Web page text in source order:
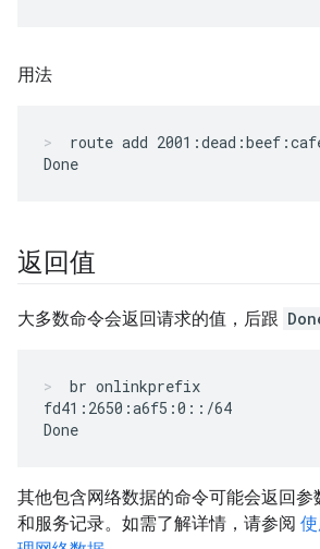
用法
route add
返回值
大多数命令会返回请求的值，后跟
br onlinkprefix
fd41:2650:a6f5:0::/64
其他包含网络数据的命令可能会返回参
和服务记录。如需了解详情，请参阅